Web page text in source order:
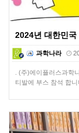
2024년 대한민국
과학나라
. (주)에이플러스과학
티발에 부스 참석 합니